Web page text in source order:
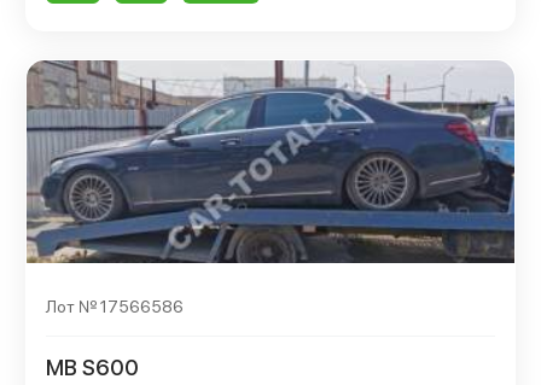
Лот № 17566586
MB S600